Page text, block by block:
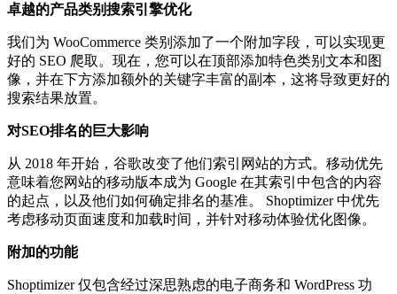
卓越的产品类别搜索引擎优化
我们为 WooCommerce 类别添加了一个附加字段，可以实现更
好的 SEO 爬取。现在，您可以在顶部添加特色类别文本和图
像，并在下方添加额外的关键字丰富的副本，这将导致更好的
搜索结果放置。
对SEO排名的巨大影响
从 2018 年开始，谷歌改变了他们索引网站的方式。移动优先
意味着您网站的移动版本成为 Google 在其索引中包含的内容
的起点，以及他们如何确定排名的基准。 Shoptimizer 中优先
考虑移动页面速度和加载时间，并针对移动体验优化图像。
附加的功能
Shoptimizer 仅包含经过深思熟虑的电子商务和 WordPress 功